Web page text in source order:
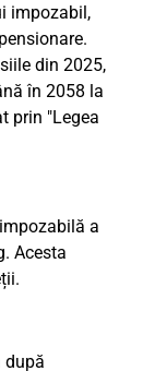
impozabil,
din 2025,
în 2058 la
prin "Legea
a
Acesta
după